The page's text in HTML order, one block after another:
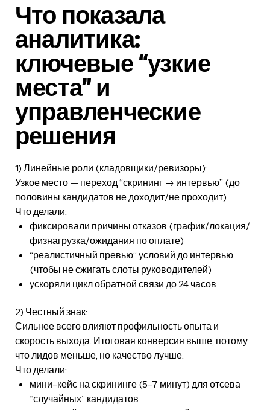
Что показала
аналитика:
ключевые “узкие
места” и
управленческие
решения
1) Линейные роли (кладовщики/ревизоры):
Узкое место — переход “скрининг → интервью” (до
половины кандидатов не доходит/не проходит).
Что делали:
фиксировали причины отказов (график/локация/
физнагрузка/ожидания по оплате)
“реалистичный превью” условий до интервью
(чтобы не сжигать слоты руководителей)
ускоряли цикл обратной связи до 24 часов
2) Честный знак:
Сильнее всего влияют профильность опыта и
скорость выхода. Итоговая конверсия выше, потому
что лидов меньше, но качество лучше.
Что делали:
мини-кейс на скрининге (5–7 минут) для отсева
“случайных” кандидатов